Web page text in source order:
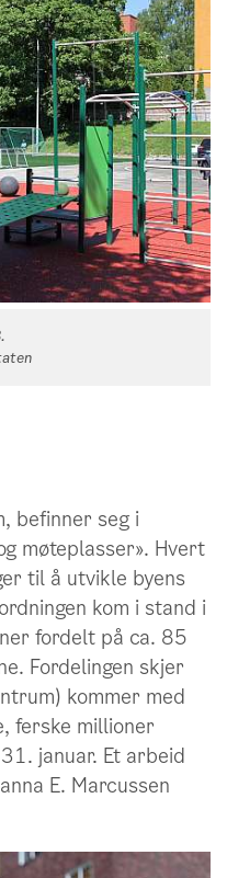
befinner seg i
møteplasser». Hvert
til å utvikle byens
kom i stand i
fordelt på ca. 85
Fordelingen skjer
kommer med
ferske millioner
januar. Et arbeid
E. Marcussen